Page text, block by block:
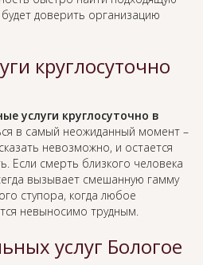
доверить организацию
круглосуточно
услуги круглосуточно в
в самый неожиданный момент –
невозможно, и остается
Если смерть близкого человека
вызывает смешанную гамму
ступора, когда любое
невыносимо трудным.
услуг Бологое